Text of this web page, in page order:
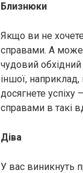
Близнюки
Якщо ви не
справами. А
чудовий
іншої, наприклад,
досягнете
справами в такі
Діва
У вас виникнуть